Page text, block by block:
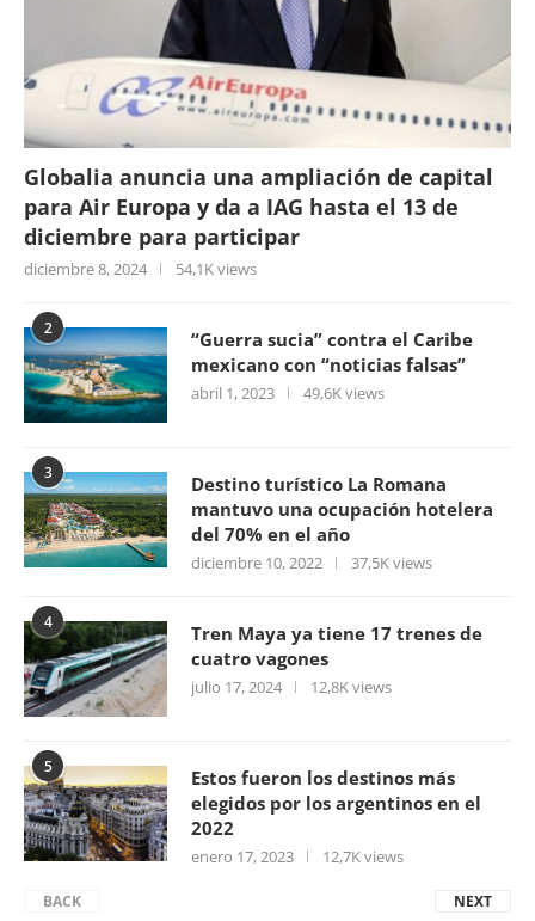
Globalia anuncia una ampliación de capital
para Air Europa y da a IAG hasta el 13 de
diciembre para participar
diciembre 8, 2024 54,1K views
2
“Guerra sucia” contra el Caribe
mexicano con “noticias falsas”
abril 1, 2023 49,6K views
3
Destino turístico La Romana
mantuvo una ocupación hotelera
del 70% en el año
diciembre 10, 2022 37,5K views
4
Tren Maya ya tiene 17 trenes de
cuatro vagones
julio 17, 2024 12,8K views
5
Estos fueron los destinos más
elegidos por los argentinos en el
2022
enero 17, 2023 12,7K views
BACK NEXT